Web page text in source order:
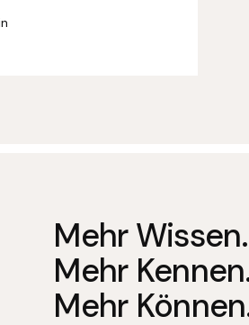
Mehr Wissen.
Mehr
Mehr